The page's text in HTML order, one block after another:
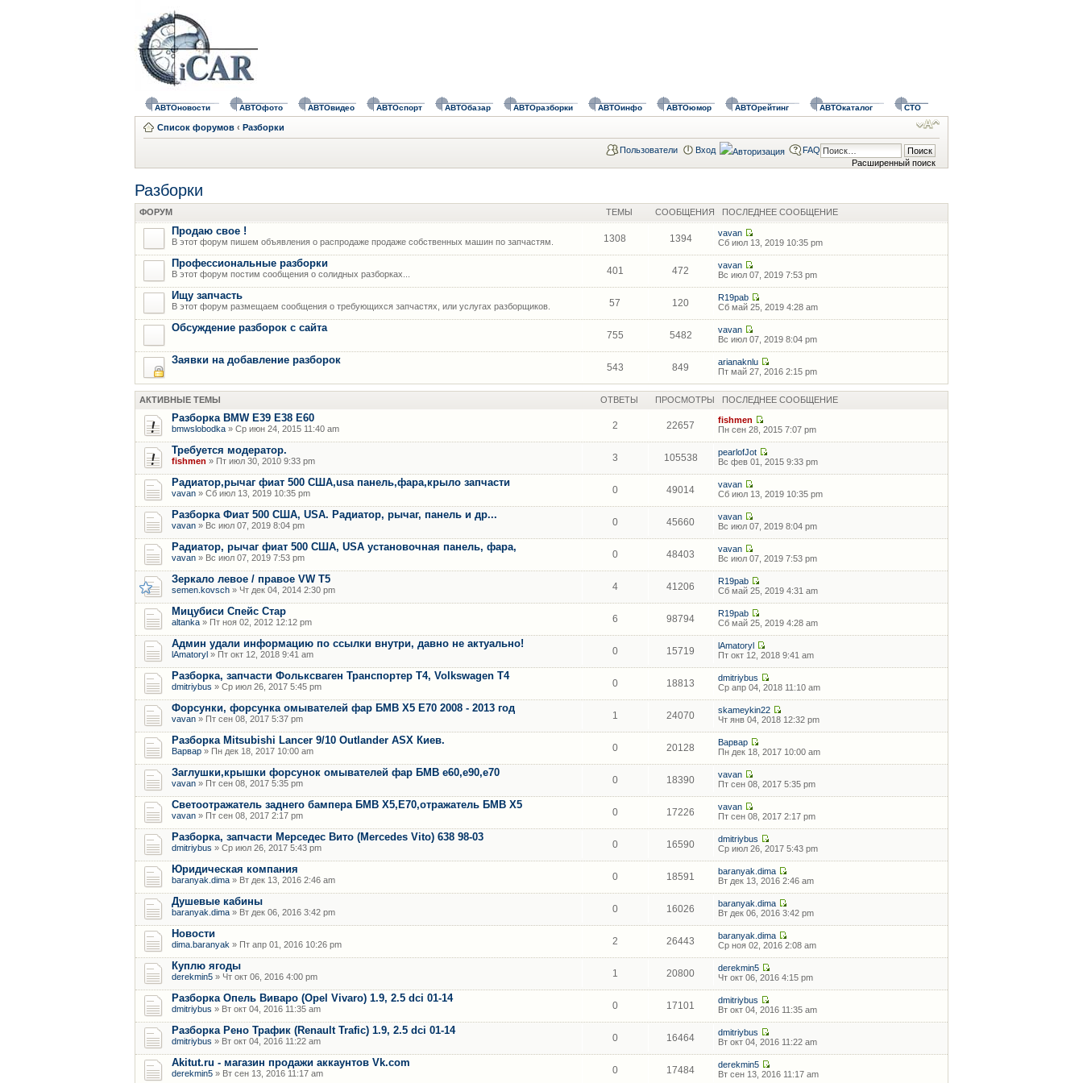
АВТОновости АВТОфото АВТОвидео АВТОспорт АВТОбазар АВТОразборки АВТОинфо АВТОюмор АВТОрейтинг АВТОкаталог СТО
Список форумов ‹ Разборки
Расширенный поиск
Пользователи Вход FAQ
Разборки
ФОРУМ ТЕМЫ СООБЩЕНИЯ ПОСЛЕДНЕЕ СООБЩЕНИЕ
Продаю свое !
В этот форум пишем объявления о распродаже продаже собственных машин по запчастям. 1308 1394
vavan
Сб июл 13, 2019 10:35 pm
Профессиональные разборки
В этот форум постим сообщения о солидных разборках... 401 472
vavan
Вс июл 07, 2019 7:53 pm
Ищу запчасть
В этот форум размещаем сообщения о требующихся запчастях, или услугах разборщиков. 57 120
R19pab
Сб май 25, 2019 4:28 am
Обсуждение разборок с сайта
755 5482
vavan
Вс июл 07, 2019 8:04 pm
Заявки на добавление разборок
543 849
arianaknlu
Пт май 27, 2016 2:15 pm
АКТИВНЫЕ ТЕМЫ ОТВЕТЫ ПРОСМОТРЫ ПОСЛЕДНЕЕ СООБЩЕНИЕ
Разборка BMW E39 E38 E60
bmwslobodka » Ср июн 24, 2015 11:40 am 2 22657
fishmen
Пн сен 28, 2015 7:07 pm
Требуется модератор.
fishmen » Пт июл 30, 2010 9:33 pm 3 105538
pearlofJot
Вс фев 01, 2015 9:33 pm
Радиатор,рычаг фиат 500 США,usa панель,фара,крыло запчасти
vavan » Сб июл 13, 2019 10:35 pm 0 49014
vavan
Сб июл 13, 2019 10:35 pm
Разборка Фиат 500 США, USA. Радиатор, рычаг, панель и др...
vavan » Вс июл 07, 2019 8:04 pm 0 45660
vavan
Вс июл 07, 2019 8:04 pm
Радиатор, рычаг фиат 500 США, USA установочная панель, фара,
vavan » Вс июл 07, 2019 7:53 pm 0 48403
vavan
Вс июл 07, 2019 7:53 pm
Зеркало левое / правое VW T5
semen.kovsch » Чт дек 04, 2014 2:30 pm 4 41206
R19pab
Сб май 25, 2019 4:31 am
Мицубиси Спейс Стар
altanka » Пт ноя 02, 2012 12:12 pm 6 98794
R19pab
Сб май 25, 2019 4:28 am
Админ удали информацию по ссылки внутри, давно не актуально!
lAmatoryl » Пт окт 12, 2018 9:41 am 0 15719
lAmatoryl
Пт окт 12, 2018 9:41 am
Разборка, запчасти Фольксваген Транспортер Т4, Volkswagen T4
dmitriybus » Ср июл 26, 2017 5:45 pm 0 18813
dmitriybus
Ср апр 04, 2018 11:10 am
Форсунки, форсунка омывателей фар БМВ Х5 Е70 2008 - 2013 год
vavan » Пт сен 08, 2017 5:37 pm 1 24070
skameykin22
Чт янв 04, 2018 12:32 pm
Разборка Mitsubishi Lancer 9/10 Outlander ASX Киев.
Варвар » Пн дек 18, 2017 10:00 am 0 20128
Варвар
Пн дек 18, 2017 10:00 am
Заглушки,крышки форсунок омывателей фар БМВ е60,е90,е70
vavan » Пт сен 08, 2017 5:35 pm 0 18390
vavan
Пт сен 08, 2017 5:35 pm
Светоотражатель заднего бампера БМВ Х5,Е70,отражатель БМВ Х5
vavan » Пт сен 08, 2017 2:17 pm 0 17226
vavan
Пт сен 08, 2017 2:17 pm
Разборка, запчасти Мерседес Вито (Mercedes Vito) 638 98-03
dmitriybus » Ср июл 26, 2017 5:43 pm 0 16590
dmitriybus
Ср июл 26, 2017 5:43 pm
Юридическая компания
baranyak.dima » Вт дек 13, 2016 2:46 am 0 18591
baranyak.dima
Вт дек 13, 2016 2:46 am
Душевые кабины
baranyak.dima » Вт дек 06, 2016 3:42 pm 0 16026
baranyak.dima
Вт дек 06, 2016 3:42 pm
Новости
dima.baranyak » Пт апр 01, 2016 10:26 pm 2 26443
baranyak.dima
Ср ноя 02, 2016 2:08 am
Куплю ягоды
derekmin5 » Чт окт 06, 2016 4:00 pm 1 20800
derekmin5
Чт окт 06, 2016 4:15 pm
Разборка Опель Виваро (Opel Vivaro) 1.9, 2.5 dci 01-14
dmitriybus » Вт окт 04, 2016 11:35 am 0 17101
dmitriybus
Вт окт 04, 2016 11:35 am
Разборка Рено Трафик (Renault Trafic) 1.9, 2.5 dci 01-14
dmitriybus » Вт окт 04, 2016 11:22 am 0 16464
dmitriybus
Вт окт 04, 2016 11:22 am
Akitut.ru - магазин продажи аккаунтов Vk.com
derekmin5 » Вт сен 13, 2016 11:17 am 0 17484
derekmin5
Вт сен 13, 2016 11:17 am